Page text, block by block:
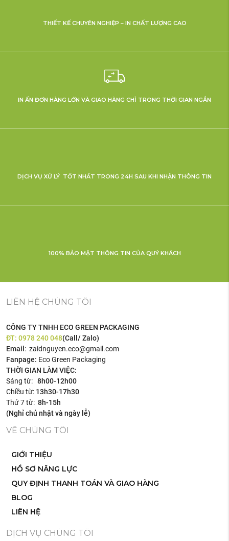
THIẾT KẾ CHUYÊN NGHIỆP – IN CHẤT LƯỢNG CAO
IN ẤN ĐƠN HÀNG LỚN VÀ GIAO HÀNG CHỈ TRONG THỜI GIAN NGẮN
DỊCH VỤ XỬ LÝ TỐT NHẤT TRONG 24H SAU KHI NHẬN THÔNG TIN
100% BẢO MẬT THÔNG TIN CỦA QUÝ KHÁCH
LIÊN HỆ CHÚNG TÔI
CÔNG TY TNHH ECO GREEN PACKAGING
ĐT:0978 240 048(Call/ Zalo)
Email : zaidnguyen.eco@gmail.com
Fanpage: Eco Green Packaging
THỜI GIAN LÀM VIỆC:
Sáng từ:8h00-12h00
Chiều từ: 13h30-17h30
Thứ 7 từ:8h-15h
(Nghỉ chủ nhật và ngày lễ)
VỀ CHÚNG TÔI
GIỚI THIỆU
HỒ SƠ NĂNG LỰC
QUY ĐỊNH THANH TOÁN VÀ GIAO HÀNG
BLOG
LIÊN HỆ
DỊCH VỤ CHÚNG TÔI